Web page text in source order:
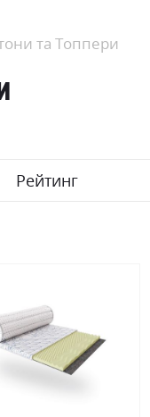
та Топпери
Рейтинг